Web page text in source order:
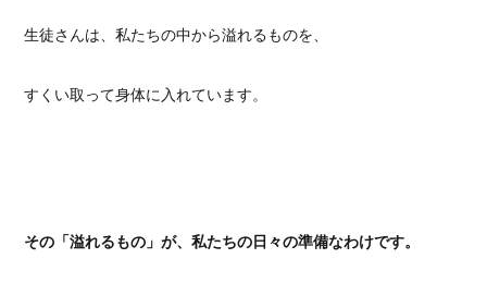
生徒さんは、私たちの中から溢れるものを、
すくい取って身体に入れています。
その「溢れるもの」が、私たちの日々の準備なわけです。